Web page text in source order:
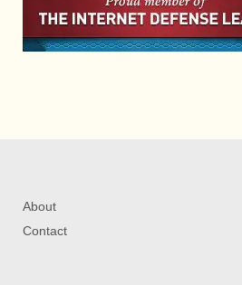
About
Contact